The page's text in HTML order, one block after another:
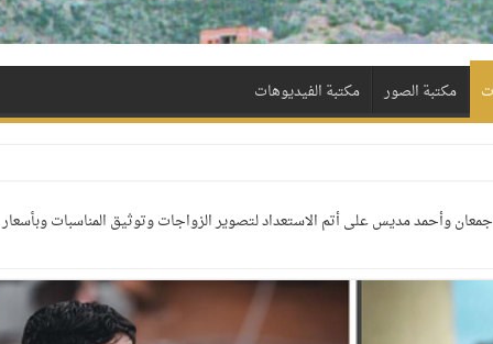
مكتبة الصور مكتبة الفيديوهات
جمعان وأحمد مديس على أتم الاستعداد لتصوير الزواجات وتوثيق المناسبات وبأسعار